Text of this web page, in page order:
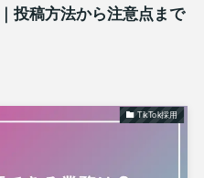
投稿方法から注意点まで
TikTok採用